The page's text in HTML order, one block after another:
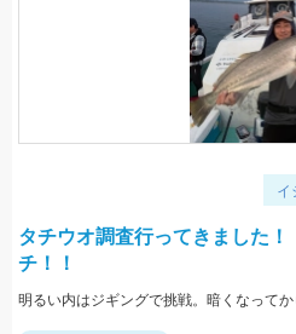
イ
タチウオ調査行ってきました
チ！！